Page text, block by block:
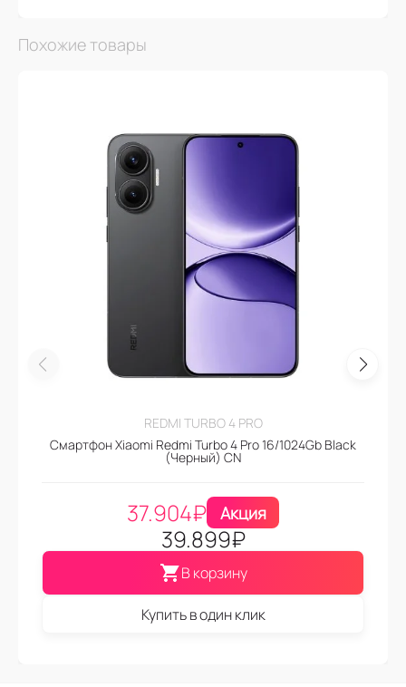
Похожие товары
REDMI TURBO 4 PRO
Смартфон Xiaomi Redmi Turbo 4 Pro 16/1024Gb Black
(Черный) CN
37.904₽ Акция
39.899₽
В корзину
Купить в один клик